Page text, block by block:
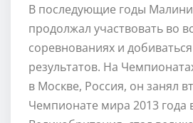
В последующие годы
продолжал участвовать во
соревнованиях и
результатов. На
в Москве, Россия, он занял
Чемпионате мира 2013 года